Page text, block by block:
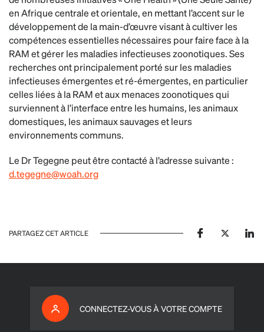
en Afrique centrale et orientale, en mettant l’accent sur le
développement de la main-d’œuvre visant à cultiver les
compétences essentielles nécessaires pour faire face à la
RAM et gérer les maladies infectieuses zoonotiques. Ses
recherches ont principalement porté sur les maladies
infectieuses émergentes et ré-émergentes, en particulier
celles liées à la RAM et aux menaces zoonotiques qui
surviennent à l’interface entre les humains, les animaux
domestiques, les animaux sauvages et leurs
environnements communs.
Le Dr Tegegne peut être contacté à l’adresse suivante :
d.tegegne@woah.org
PARTAGEZ CET ARTICLE
CONNECTEZ-VOUS À VOTRE COMPTE